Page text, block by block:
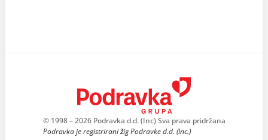
© 1998 – 2026 Podravka d.d. (Inc) Sva prava pridržana
Podravka je registrirani žig Podravke d.d. (Inc.)